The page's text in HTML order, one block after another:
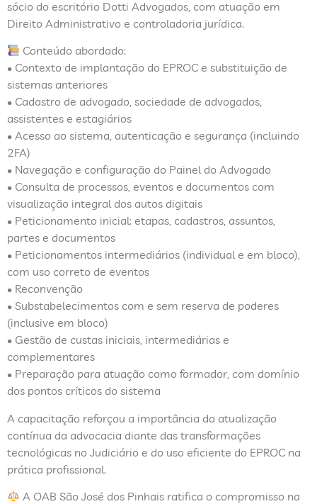
sócio do escritório Dotti Advogados, com atuação em
Direito Administrativo e controladoria jurídica.
Conteúdo abordado:
• Contexto de implantação do EPROC e substituição de
sistemas anteriores
• Cadastro de advogado, sociedade de advogados,
assistentes e estagiários
• Acesso ao sistema, autenticação e segurança (incluindo
2FA)
• Navegação e configuração do Painel do Advogado
• Consulta de processos, eventos e documentos com
visualização integral dos autos digitais
• Peticionamento inicial: etapas, cadastros, assuntos,
partes e documentos
• Peticionamentos intermediários (individual e em bloco),
com uso correto de eventos
• Reconvenção
• Substabelecimentos com e sem reserva de poderes
(inclusive em bloco)
• Gestão de custas iniciais, intermediárias e
complementares
• Preparação para atuação como formador, com domínio
dos pontos críticos do sistema
A capacitação reforçou a importância da atualização
contínua da advocacia diante das transformações
tecnológicas no Judiciário e do uso eficiente do EPROC na
prática profissional.
A OAB São José dos Pinhais ratifica o compromisso na